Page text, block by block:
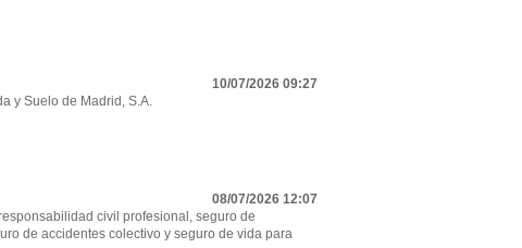
10/07/2026 09:27
y Suelo de Madrid, S.A.
08/07/2026 12:07
civil profesional, seguro de
de accidentes colectivo y seguro de vida para